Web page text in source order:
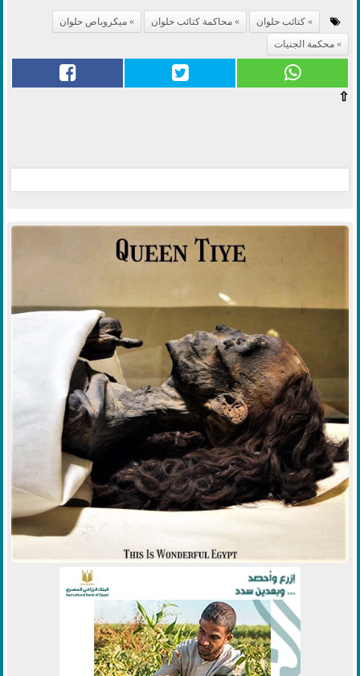
كتائب حلوان محاكمة كتائب حلوان
ميكروباص حلوان
محكمة الجنيات
⇧